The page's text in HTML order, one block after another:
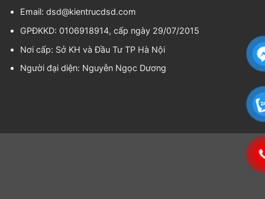
Email: dsd@kientrucdsd.com
GPĐKKD: 0106918914, cấp ngày 29/07/2015
Nơi cấp: Sở KH và Đầu Tư TP Hà Nội
Người đại diện: Nguyễn Ngọc Dương